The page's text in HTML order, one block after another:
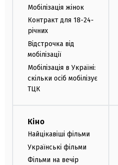
Мобілізація жінок
Контракт для 18-24-
річних
Відстрочка від
мобілізації
Мобілізація в Україні:
скільки осіб мобілізує
ТЦК
Кіно
Найцікавіші фільми
Українські фільми
Фільми на вечір